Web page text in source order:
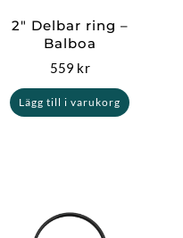
2″ Delbar ring –
Balboa
559 kr
Lägg till i varukorg